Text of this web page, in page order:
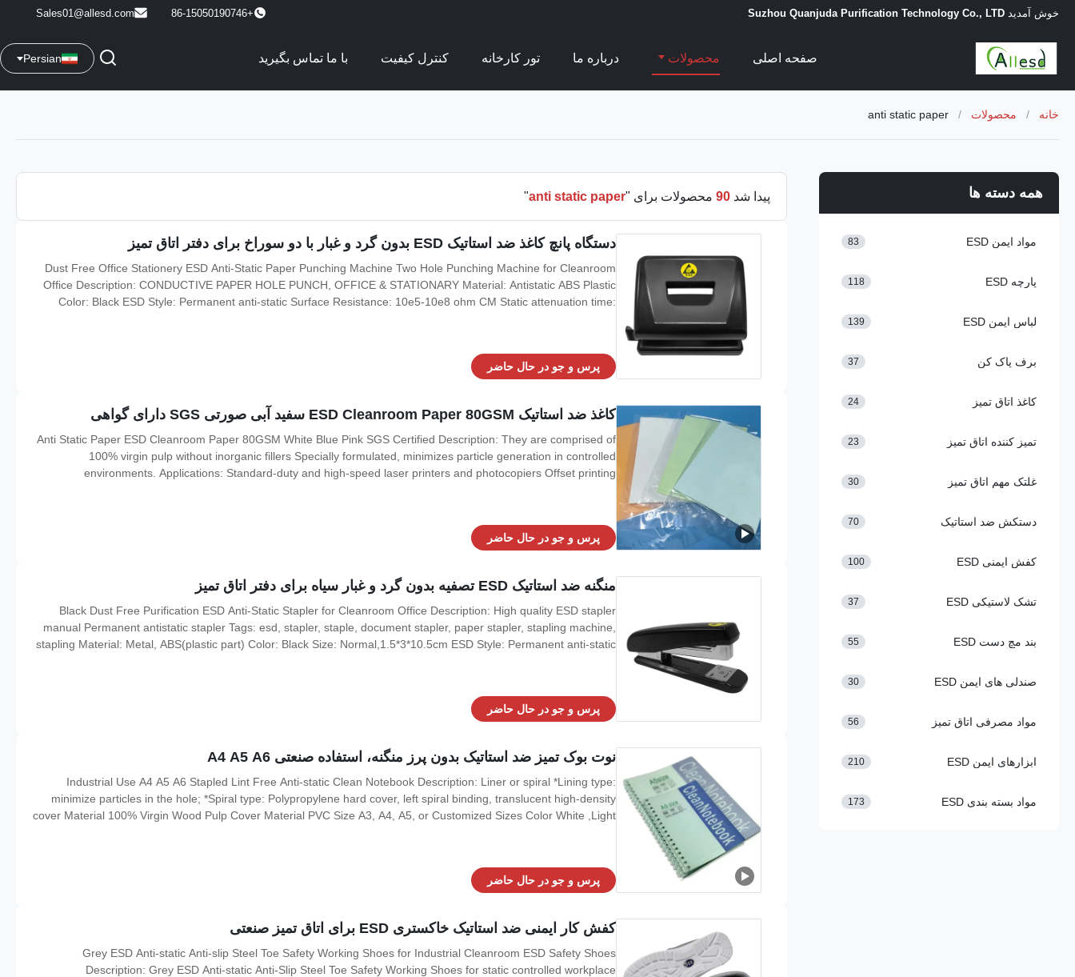
خوش آمدید Suzhou Quanjuda Purification Technology Co., LTD
+86-15050190746
Sales01@allesd.com
صفحه اصلی محصولات درباره ما تور کارخانه کنترل کیفیت با ما تماس بگیرید Persian
خانه / محصولات /
anti static paper
همه دسته ها
مواد ایمن ESD 83
پارچه ESD 118
لباس ایمن ESD 139
برف پاک کن 37
کاغذ اتاق تمیز 24
تمیز کننده اتاق تمیز 23
غلتک مهم اتاق تمیز 30
دستکش ضد استاتیک 70
کفش ایمنی ESD 100
تشک لاستیکی ESD 37
بند مچ دست ESD 55
صندلی های ایمن ESD 30
مواد مصرفی اتاق تمیز 56
ابزارهای ایمن ESD 210
مواد بسته بندی ESD 173
پیدا شد 90 محصولات برای "anti static paper
"
دستگاه پانچ کاغذ ضد استاتیک ESD بدون گرد و غبار با دو سوراخ برای دفتر اتاق تمیز
Dust Free Office Stationery ESD Anti-Static Paper Punching Machine Two Hole Punching Machine for Cleanroom
Office Description: CONDUCTIVE PAPER HOLE PUNCH, OFFICE & STATIONARY Material: Antistatic ABS Plastic
Color: Black ESD Style: Permanent anti-static Surface Resistance: 10e5-10e8 ohm CM Static attenuation time:
پرس و جو در حال حاضر
کاغذ ضد استاتیک ESD Cleanroom Paper 80GSM سفید آبی صورتی SGS دارای گواهی
Anti Static Paper ESD Cleanroom Paper 80GSM White Blue Pink SGS Certified Description: They are comprised of
100% virgin pulp without inorganic fillers Specially formulated, minimizes particle generation in controlled
environments. Applications: Standard-duty and high-speed laser printers and photocopiers Offset printing
پرس و جو در حال حاضر
منگنه ضد استاتیک ESD تصفیه بدون گرد و غبار سیاه برای دفتر اتاق تمیز
Black Dust Free Purification ESD Anti-Static Stapler for Cleanroom Office Description: High quality ESD stapler
manual Permanent antistatic stapler Tags: esd, stapler, staple, document stapler, paper stapler, stapling machine,
stapling Material: Metal, ABS(plastic part) Color: Black Size: Normal,1.5*3*10.5cm ESD Style: Permanent anti-static
پرس و جو در حال حاضر
نوت بوک تمیز ضد استاتیک بدون پرز منگنه، استفاده صنعتی A4 A5 A6
Industrial Use A4 A5 A6 Stapled Lint Free Anti-static Clean Notebook Description: Liner or spiral *Lining type:
minimize particles in the hole; *Spiral type: Polypropylene hard cover, left spiral binding, translucent high-density
cover Material 100% Virgin Wood Pulp Cover Material PVC Size A3, A4, A5, or Customized Sizes Color White ,Light
پرس و جو در حال حاضر
کفش کار ایمنی ضد استاتیک خاکستری ESD برای اتاق تمیز صنعتی
Grey ESD Anti-static Anti-slip Steel Toe Safety Working Shoes for Industrial Cleanroom ESD Safety Shoes
Description: Grey ESD Anti-static Anti-Slip Steel Toe Safety Working Shoes for static controlled workplace